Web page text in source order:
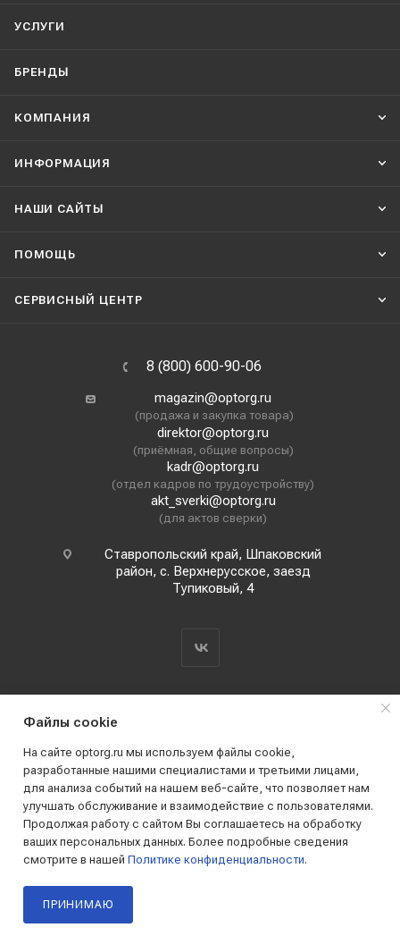
УСЛУГИ
БРЕНДЫ
КОМПАНИЯ
ИНФОРМАЦИЯ
НАШИ CАЙТЫ
ПОМОЩЬ
СЕРВИСНЫЙ ЦЕНТР
8 (800) 600-90-06
magazin@optorg.ru
(продажа и закупка товара)
direktor@optorg.ru
(приёмная, общие вопросы)
kadr@optorg.ru
(отдел кадров по трудоустройству)
akt_sverki@optorg.ru
(для актов сверки)
Ставропольский край, Шпаковский
район, с. Верхнерусское, заезд
Тупиковый, 4
2019 - 2026 © АО КПК "Ставропольстройопторг"
Все права защищены
Файлы cookie
На сайте optorg.ru мы используем файлы cookie,
разработанные нашими специалистами и третьими лицами,
для анализа событий на нашем веб-сайте, что позволяет нам
улучшать обслуживание и взаимодействие с пользователями.
Продолжая работу с сайтом Вы соглашаетесь на обработку
ваших персональных данных. Более подробные сведения
смотрите в нашей Политике конфиденциальности.
ПРИНИМАЮ
Главная Каталог